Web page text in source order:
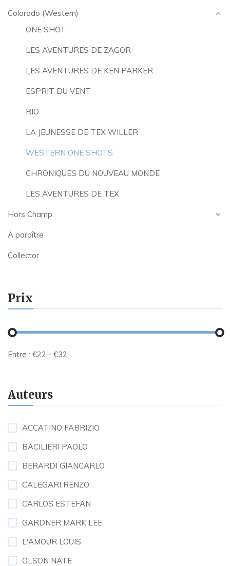
Colorado (Western)
ONE SHOT
LES AVENTURES DE ZAGOR
LES AVENTURES DE KEN PARKER
ESPRIT DU VENT
RIO
LA JEUNESSE DE TEX WILLER
WESTERN ONE SHOTS
CHRONIQUES DU NOUVEAU MONDE
LES AVENTURES DE TEX
Hors Champ
À paraître
Collector
Prix
Entre : €22 - €32
Auteurs
ACCATINO FABRIZIO
BACILIERI PAOLO
BERARDI GIANCARLO
CALEGARI RENZO
CARLOS ESTEFAN
GARDNER MARK LEE
L'AMOUR LOUIS
OLSON NATE